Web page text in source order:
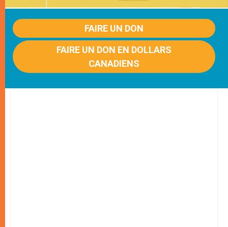
FAIRE UN DON
FAIRE UN DON EN DOLLARS
CANADIENS